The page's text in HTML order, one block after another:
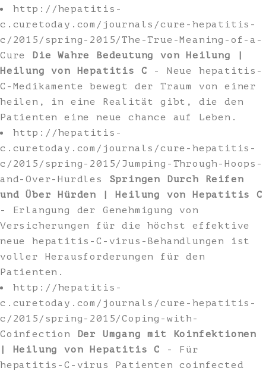
http://hepatitis-
c.curetoday.com/journals/cure-hepatitis-
c/2015/spring-2015/The-True-Meaning-of-a-
Cure
Die Wahre Bedeutung von Heilung |
Heilung von Hepatitis C - Neue hepatitis-
C-Medikamente bewegt der Traum von einer
heilen, in eine Realität gibt, die den
Patienten eine neue chance auf Leben.
http://hepatitis-
c.curetoday.com/journals/cure-hepatitis-
c/2015/spring-2015/Jumping-Through-Hoops-
and-Over-Hurdles Springen Durch Reifen
und Über Hürden | Heilung von Hepatitis C
- Erlangung der Genehmigung von
Versicherungen für die höchst effektive
neue hepatitis-C-virus-Behandlungen ist
voller Herausforderungen für den
Patienten.
http://hepatitis-
c.curetoday.com/journals/cure-hepatitis-
c/2015/spring-2015/Coping-with-
Coinfection
Der Umgang mit Koinfektionen
| Heilung von Hepatitis C
- Für
hepatitis-C-virus Patienten coinfected